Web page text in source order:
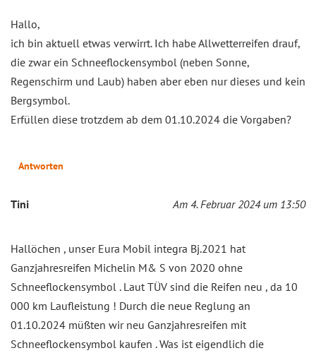
Hallo,
ich bin aktuell etwas verwirrt. Ich habe Allwetterreifen drauf,
die zwar ein Schneeflockensymbol (neben Sonne,
Regenschirm und Laub) haben aber eben nur dieses und kein
Bergsymbol.
Erfüllen diese trotzdem ab dem 01.10.2024 die Vorgaben?
Antworten
Tini Am 4. Februar 2024 um 13:50
Hallöchen , unser Eura Mobil integra Bj.2021 hat
Ganzjahresreifen Michelin M& S von 2020 ohne
Schneeflockensymbol . Laut TÜV sind die Reifen neu , da 10
000 km Laufleistung ! Durch die neue Reglung an
01.10.2024 müßten wir neu Ganzjahresreifen mit
Schneeflockensymbol kaufen . Was ist eigendlich die